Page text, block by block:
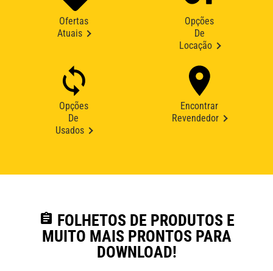
Ofertas
Atuais
Opções
De
Locação
Opções
De
Usados
Encontrar
Revendedor
assignment FOLHETOS DE PRODUTOS E
MUITO MAIS PRONTOS PARA
DOWNLOAD!